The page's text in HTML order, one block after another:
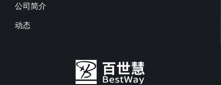
公司简介
动态